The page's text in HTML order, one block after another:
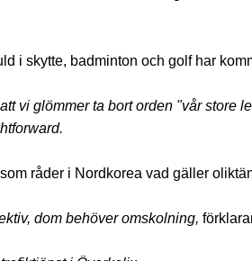
i skytte, badminton och golf har
vi glömmer ta bort orden "vår store
råder i Nordkorea vad gäller
dom behöver omskolning,